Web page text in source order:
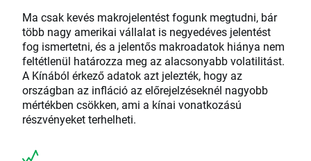
Ma csak kevés makrojelentést fogunk megtudni, bár
több nagy amerikai vállalat is negyedéves jelentést
fog ismertetni, és a jelentős makroadatok hiánya nem
feltétlenül határozza meg az alacsonyabb volatilitást.
A Kínából érkező adatok azt jelezték, hogy az
országban az infláció az előrejelzéseknél nagyobb
mértékben csökken, ami a kínai vonatkozású
részvényeket terhelheti.